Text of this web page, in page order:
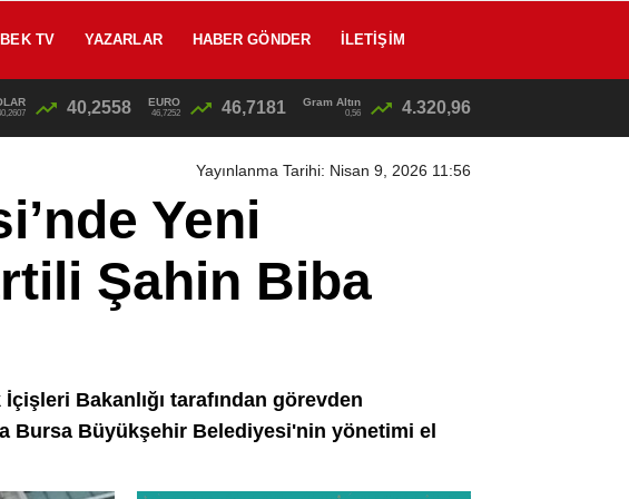
TV YAZARLAR HABER GÖNDER İLETIŞIM
12:46 /
40,2558 EURO
46,7252 46,7181 Gram Altın
0,56 4.320,96
Yayınlanma Tarihi: Nisan 9, 2026 11:56
Yeni
Şahin Biba
Bakanlığı tarafından görevden
Bursa Büyükşehir Belediyesi'nin yönetimi el